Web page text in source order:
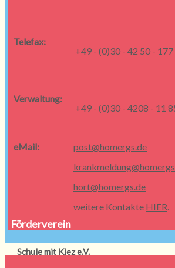
Telefax:
+49 - (0)30 - 42 50 - 177
Verwaltung:
+49 - (0)30 - 4208 - 11
eMail:
post@homergs.de
hort@homergs.de
weitere Kontakte HIER.
Förderverein
Schule mit Kiez e.V.